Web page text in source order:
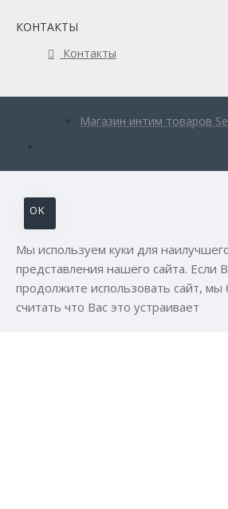
КОНТАКТЫ
Контакты
Магазин интим товаров
OK
Мы используем куки для
представления нашего сайта. Если
продолжите использовать сайт, мы
считать что Вас это устраивает